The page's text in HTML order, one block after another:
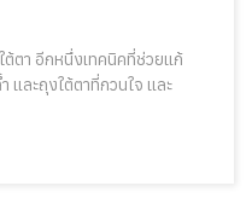
ต้ตา อีกหนึ่งเทคนิคที่ช่วยแก้
ละถุงใต้ตาที่กวนใจ และ